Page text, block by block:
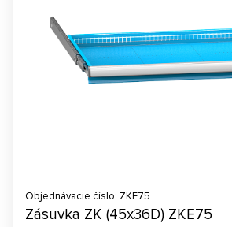
Objednávacie číslo: ZKE75
Zásuvka ZK (45x36D) ZKE75